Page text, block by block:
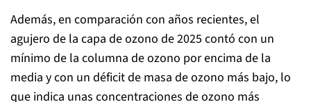
Además, en comparación con años recientes, el
agujero de la capa de ozono de 2025 contó con un
mínimo de la columna de ozono por encima de la
media y con un déficit de masa de ozono más bajo, lo
que indica unas concentraciones de ozono más